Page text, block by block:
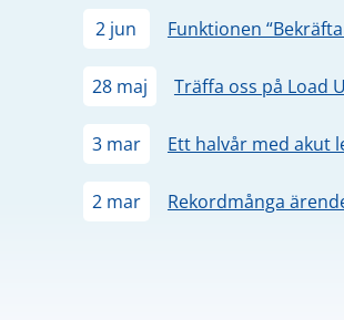
2 jun Funktionen
28 maj Träffa oss på Load
3 mar Ett halvår med akut
2 mar
Rekordmånga